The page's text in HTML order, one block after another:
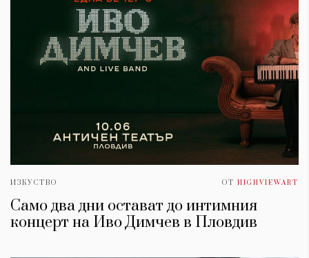
ИЗКУСТВО ОТ HIGHVIEWART
Само два дни остават до интимния
концерт на Иво Димчев в Пловдив